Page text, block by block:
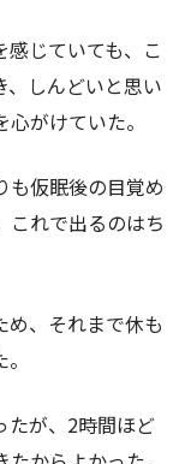
じていても、こ
、しんどいと思い
がけていた。
も仮眠後の目覚め
これで出るのはち
め、それまで休も
たが、2時間ほど